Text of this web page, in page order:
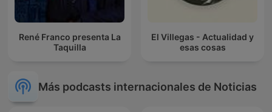
René Franco presenta La
Taquilla
El Villegas - Actualidad y
esas cosas
Más podcasts internacionales de Noticias